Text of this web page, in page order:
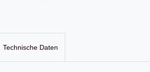
Technische Daten